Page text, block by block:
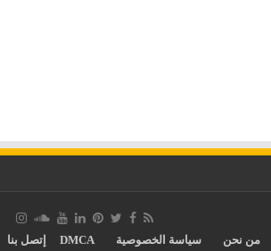
من نحن سياسة الخصوصية DMCA إتصل بنا